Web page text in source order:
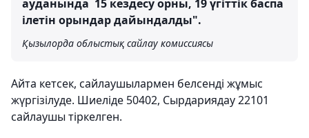
ауданында 15 кездесу орны, 19 үгіттік баспа
ілетін орындар дайындалды".
Қызылорда облыстық сайлау комиссиясы
Айта кетсек, сайлаушылармен белсенді жұмыс
жүргізілуде. Шиеліде 50402, Сырдариядау 22101
сайлаушы тіркелген.